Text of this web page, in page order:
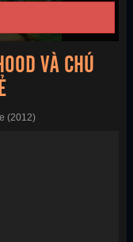
VÀ CHÚ
(2012)